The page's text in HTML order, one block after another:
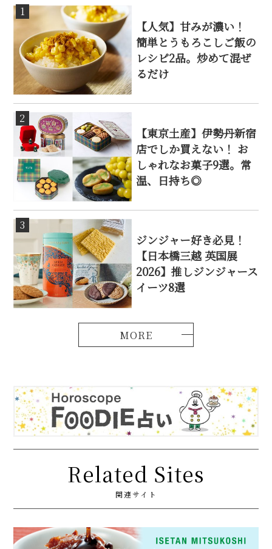
1
【人気】甘みが濃い！
簡単とうもろこしご飯の
レシピ2品。炒めて混ぜ
るだけ
2
【東京土産】伊勢丹新宿
店でしか買えない！ お
しゃれなお菓子9選。常
温、日持ち◎
3
ジンジャー好き必見！
【日本橋三越 英国展
2026】推しジンジャース
イーツ8選
Related Sites
関連サイト